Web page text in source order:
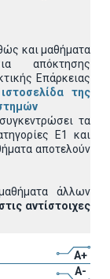
και μαθήματα
απόκτησης
Επάρκειας
της
τα
Ε1 και
αποτελούν
άλλων
αντίστοιχες
A+
A-